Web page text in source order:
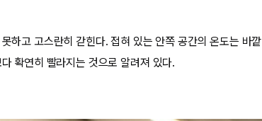
하고 고스란히 갇힌다. 접혀 있는 안쪽 공간의 온도는 바깥
확연히 빨라지는 것으로 알려져 있다.